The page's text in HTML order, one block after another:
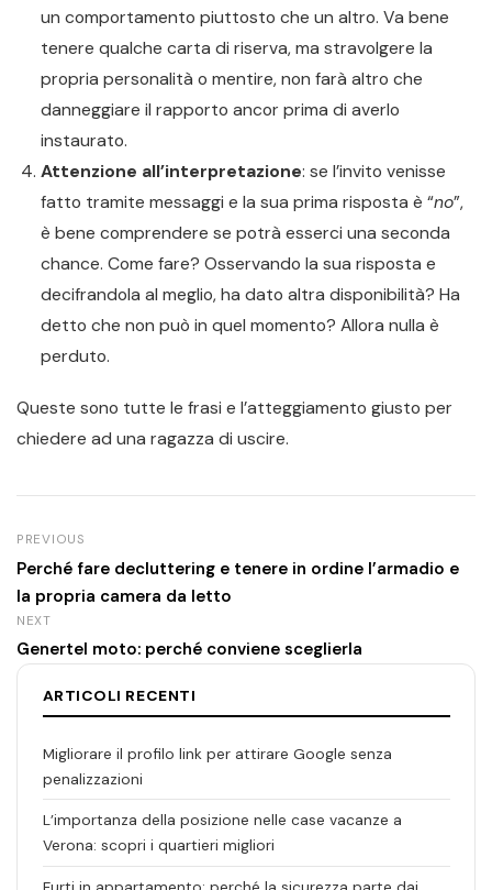
un comportamento piuttosto che un altro. Va bene
tenere qualche carta di riserva, ma stravolgere la
propria personalità o mentire, non farà altro che
danneggiare il rapporto ancor prima di averlo
instaurato.
Attenzione all’interpretazione: se l’invito venisse
fatto tramite messaggi e la sua prima risposta è “no”,
è bene comprendere se potrà esserci una seconda
chance. Come fare? Osservando la sua risposta e
decifrandola al meglio, ha dato altra disponibilità? Ha
detto che non può in quel momento? Allora nulla è
perduto.
Queste sono tutte le frasi e l’atteggiamento giusto per
chiedere ad una ragazza di uscire.
PREVIOUS
Perché fare decluttering e tenere in ordine l’armadio e
la propria camera da letto
NEXT
Genertel moto: perché conviene sceglierla
ARTICOLI RECENTI
Migliorare il profilo link per attirare Google senza
penalizzazioni
L’importanza della posizione nelle case vacanze a
Verona: scopri i quartieri migliori